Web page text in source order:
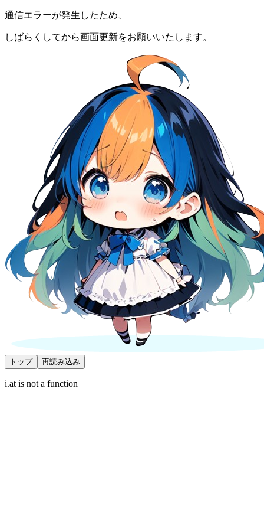
通信エラーが発生したため、
しばらくしてから画面更新をお願いいたします。
トップ 再読み込み
i.at is not a function